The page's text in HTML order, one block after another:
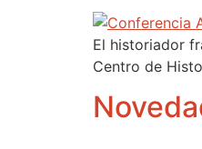
El historiador
Centro de